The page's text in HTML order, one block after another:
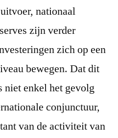
nationaal
zijn verder
zich op een
bewegen. Dat dit
enkel het gevolg
conjunctuur,
van de activiteit van